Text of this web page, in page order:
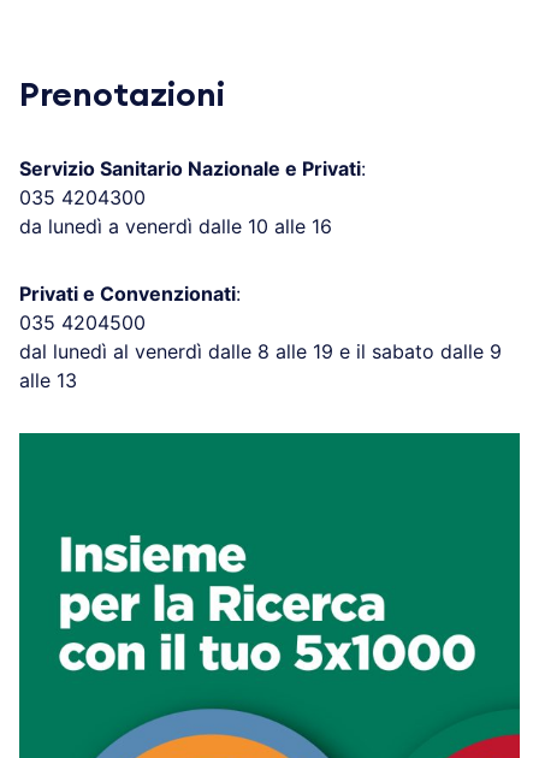
Prenotazioni
Servizio Sanitario Nazionale e Privati:
035 4204300
da lunedì a venerdì dalle 10 alle 16
Privati e Convenzionati:
035 4204500
dal lunedì al venerdì dalle 8 alle 19 e il sabato dalle 9
alle 13